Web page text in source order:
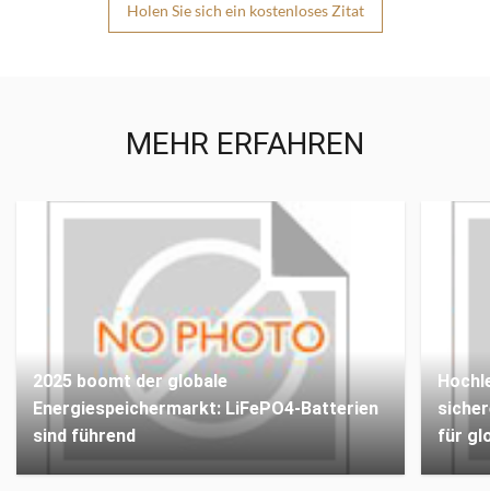
Holen Sie sich ein kostenloses Zitat
MEHR ERFAHREN
2025 boomt der globale
Energiespeichermarkt: LiFePO4-Batterien
sind führend
für